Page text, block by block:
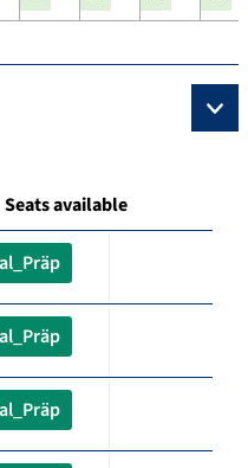
Seats available